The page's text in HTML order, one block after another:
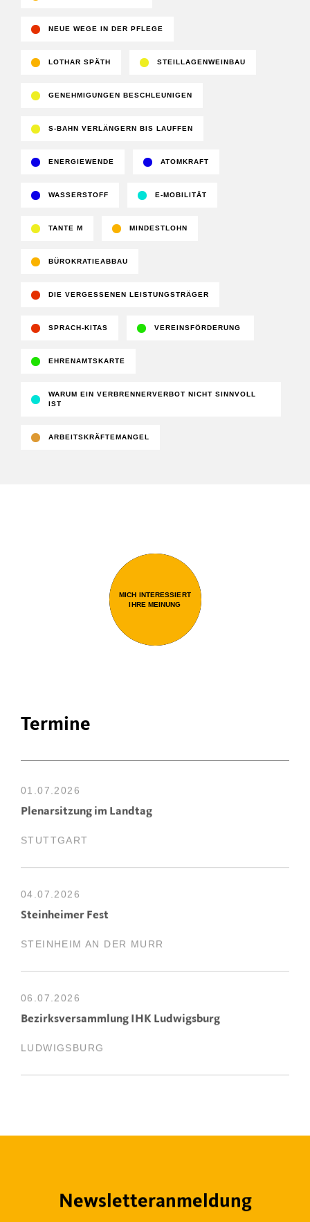
NEUE WEGE IN DER PFLEGE
LOTHAR SPÄTH STEILLAGENWEINBAU
GENEHMIGUNGEN BESCHLEUNIGEN
S-BAHN VERLÄNGERN BIS LAUFFEN
ENERGIEWENDE ATOMKRAFT
WASSERSTOFF E-MOBILITÄT
TANTE M MINDESTLOHN
BÜROKRATIEABBAU
DIE VERGESSENEN LEISTUNGSTRÄGER
SPRACH-KITAS VEREINSFÖRDERUNG
EHRENAMTSKARTE
WARUM EIN VERBRENNERVERBOT NICHT SINNVOLL
IST
ARBEITSKRÄFTEMANGEL
MICH INTERESSIERT
IHRE MEINUNG
Termine
01.07.2026
Plenarsitzung im Landtag
STUTTGART
04.07.2026
Steinheimer Fest
STEINHEIM AN DER MURR
06.07.2026
Bezirksversammlung IHK Ludwigsburg
LUDWIGSBURG
Newsletteranmeldung